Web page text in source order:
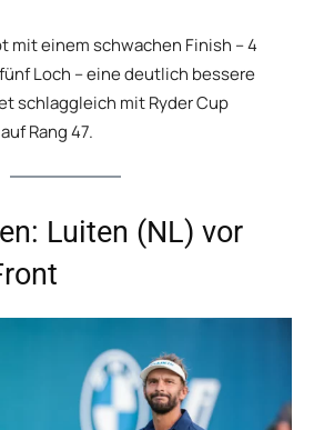
mit einem schwachen Finish – 4
Loch – eine deutlich bessere
schlaggleich mit Ryder Cup
Rang 47.
Luiten (NL) vor